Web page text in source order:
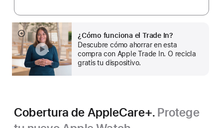
¿Cómo funciona el Trade In?
Descubre cómo ahorrar en esta
compra con Apple Trade In. O recicla
gratis tu dispositivo.
Mostrar
más
Cobertura de AppleCare+. Protege